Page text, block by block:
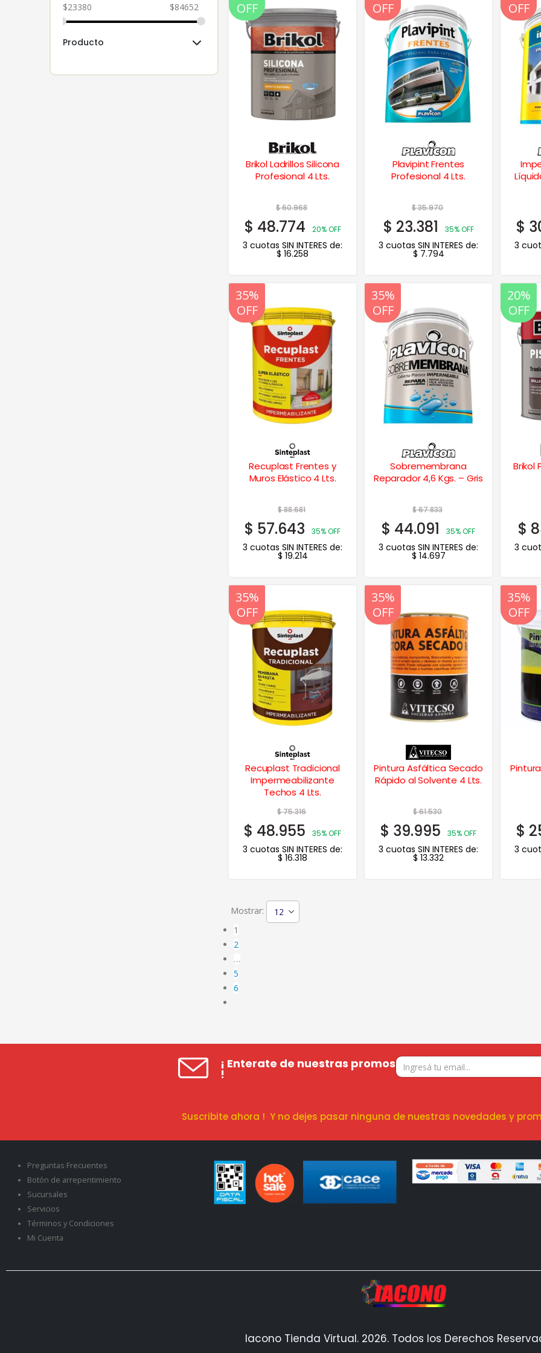
OFF
Brikol Ladrillos Silicona
Profesional 4 Lts.
$60.968
$ 48.774 20% OFF
3 cuotas SIN INTERES de:
$ 16.258
OFF
OFF
Plavipint Frentes
Profesional 4 Lts.
$35.970
$ 23.381 35% OFF
3 cuotas SIN INTERES de:
$ 7.794
OFF
OFF
$
3
20%
OFF
35%
OFF
Recuplast Frentes y
Muros Elástico 4 Lts.
$88.681
$ 57.643 35% OFF
3 cuotas SIN INTERES de:
$ 19.214
20%
OFF
35%
OFF
Sobremembrana
Reparador 4,6 Kgs. – Gris
$67.833
$ 44.091 35% OFF
3 cuotas SIN INTERES de:
$ 14.697
20%
OFF
Brikol
$
3
20%
OFF
35%
OFF
Recuplast Tradicional
Impermeabilizante
Techos 4 Lts.
$75.316
$ 48.955 35% OFF
3 cuotas SIN INTERES de:
$ 16.318
20%
OFF
35%
OFF
Pintura Asfáltica Secado
Rápido al Solvente 4 Lts.
$61.530
$ 39.995 35% OFF
3 cuotas SIN INTERES de:
$ 13.332
20%
OFF
35%
OFF
$
3
Mostrar:
1
2
…
5
6
$23380 $84652
Producto
¡ Enterate de nuestras promos
!
Suscribite ahora ! Y no dejes pasar ninguna de nuestras novedades y
Preguntas Frecuentes
Botón de arrepentimiento
Sucursales
Servicios
Términos y Condiciones
Mi Cuenta
Iacono Tienda Virtual. 2026. Todos los Derechos